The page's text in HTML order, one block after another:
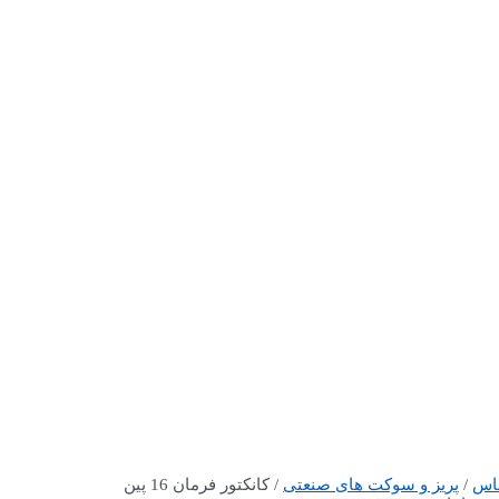
/ پریز و سوکت های صنعتی
/ کانکتور فرمان 16 پین